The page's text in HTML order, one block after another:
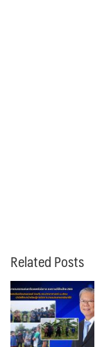
Related Posts